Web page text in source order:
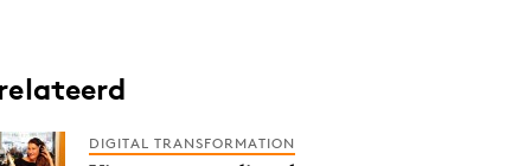
DIGITAL TRANSFORMATION